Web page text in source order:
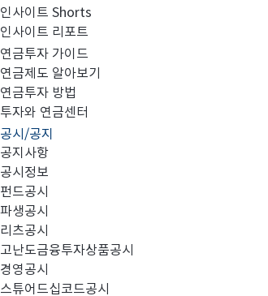
인사이트 Shorts
인사이트 리포트
연금투자 가이드
연금제도 알아보기
연금투자 방법
투자와 연금센터
공시/공지
공지사항
공시정보
펀드공시
파생공시
리츠공시
고난도금융투자상품공시
경영공시
스튜어드십코드공시
의결권 행사에 관한 지침 개정
1. 개정대상 : 의결권 행사에 관한 지침
2. 개정사항
- 상법 시행령 제34조 제5항 제7호의 개
통한 사외이사 임기 제한 문구 수정